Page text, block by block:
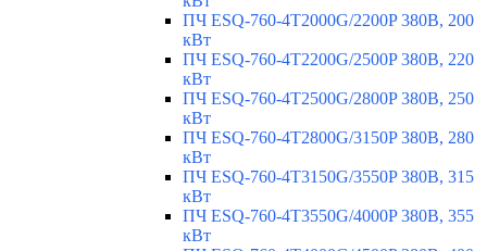
ПЧ ESQ-760-4T2000G/2200P 380В, 200
кВт
ПЧ ESQ-760-4T2200G/2500P 380В, 220
кВт
ПЧ ESQ-760-4T2500G/2800P 380В, 250
кВт
ПЧ ESQ-760-4T2800G/3150P 380В, 280
кВт
ПЧ ESQ-760-4T3150G/3550P 380В, 315
кВт
ПЧ ESQ-760-4T3550G/4000P 380В, 355
кВт